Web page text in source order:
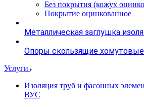
Без покрытия (кожух
Покрытие оцинкованное
Металлическая заглушка
Опоры скользящие
Услуги
Изоляция труб и фасонных
ВУС